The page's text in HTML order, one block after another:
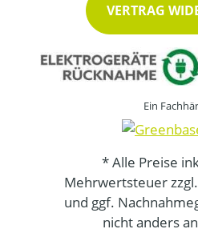
VERTRAG
Ein
* Alle Preise
Mehrwertsteuer zzgl.
und ggf.
nicht anders